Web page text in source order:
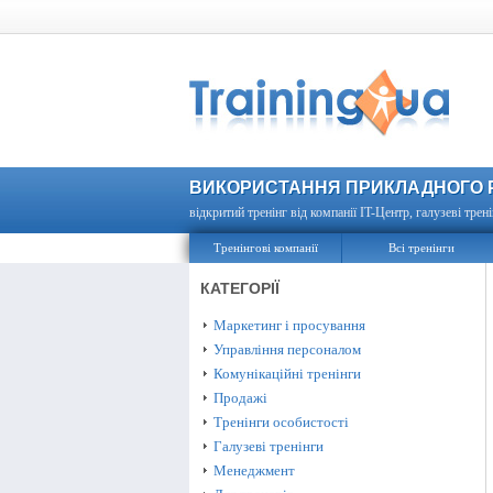
ВИКОРИСТАННЯ ПРИКЛАДНОГО
відкритий тренінг від компанії IT-Центр, галузеві
Тренінгові компанії Всі тренінги
КАТЕГОРІЇ
Маркетинг і просування
Управління персоналом
Комунікаційні тренінги
Продажі
Тренінги особистості
Галузеві тренінги
Менеджмент